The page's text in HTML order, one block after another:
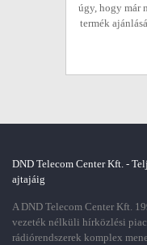
úgy, hogy már
termék
DND Telecom Center Kft. -
ajtajáig
A DND Telecom Center Kft.
vezeték nélküli hírközlési
rádiórendszerek komplex